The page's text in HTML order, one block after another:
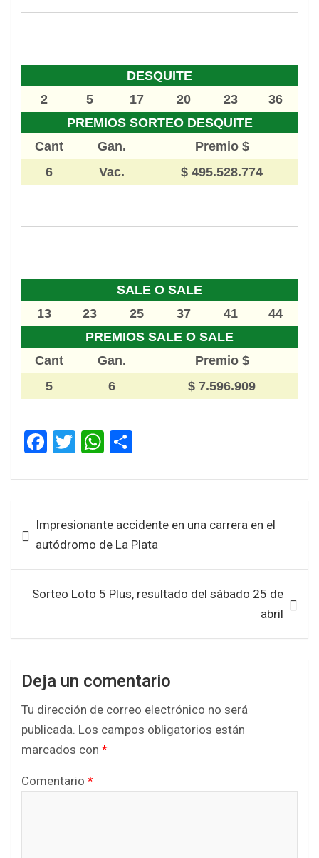
DESQUITE
2
5 17 20 23
36
PREMIOS SORTEO DESQUITE
Cant
Gan.
Premio $
6
Vac. $ 495.528.774
SALE O SALE
13
23 25 37 41
44
PREMIOS SALE O SALE
Cant
Gan.
Premio $
5
6 $ 7.596.909
F
ce
o
o
k
T
tt
W
at
A
p
p
ar
de Impresionante accidente en una carrera en el
autódromo de La Plata
Sorteo Loto 5 Plus, resultado del sábado 25 de
abril
Deja un comentario
Tu dirección de correo electrónico no será
publicada. Los campos obligatorios están
marcados con *
Comentario *